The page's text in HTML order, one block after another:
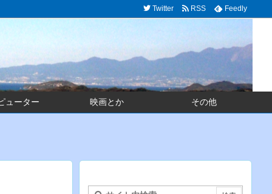
ューター 映画とか その他
Twitter RSS Feedly